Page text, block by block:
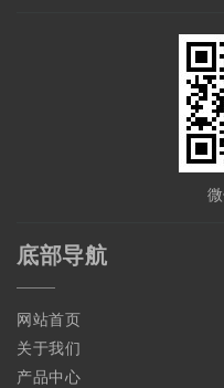
底部导航
网站首页
关于我们
产品中心